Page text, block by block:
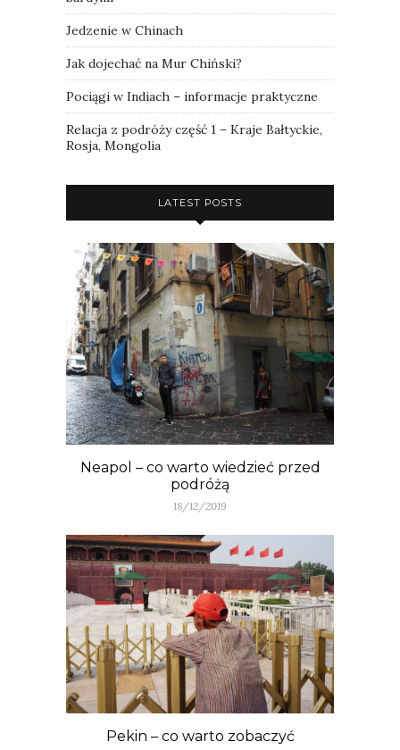
Jedzenie w Chinach
Jak dojechać na Mur Chiński?
Pociągi w Indiach – informacje praktyczne
Relacja z podróży część 1 – Kraje Bałtyckie,
Rosja, Mongolia
LATEST POSTS
Neapol – co warto wiedzieć przed
podróżą
18/12/2019
Pekin – co warto zobaczyć